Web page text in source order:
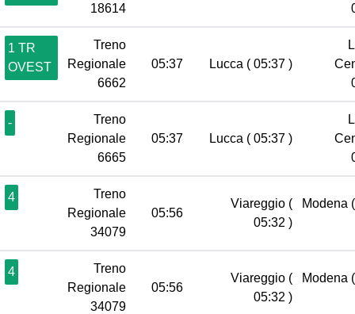
18614
1 TR
OVEST
Treno
Regionale
6662
05:37 Lucca ( 05:37 )
-
Treno
Regionale
6665
05:37 Lucca ( 05:37 )
4
Treno
Regionale
34079
05:56
Viareggio (
05:32 )
Modena
4
Treno
Regionale
34079
05:56
Viareggio (
05:32 )
Modena